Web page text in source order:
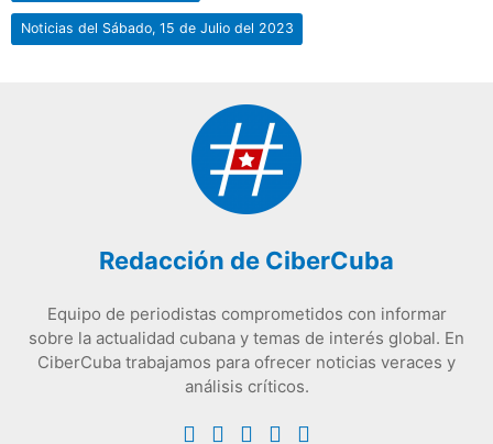
Noticias del Sábado, 15 de Julio del 2023
Redacción de CiberCuba
Equipo de periodistas comprometidos con informar
sobre la actualidad cubana y temas de interés global. En
CiberCuba trabajamos para ofrecer noticias veraces y
análisis críticos.